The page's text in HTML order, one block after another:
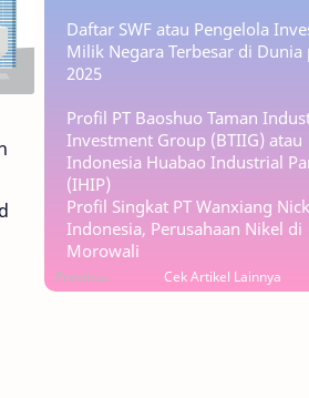
Daftar SWF atau Pengelola
Milik Negara Terbesar di Dunia
2025
Profil PT Baoshuo Taman
Investment Group (BTIIG) atau
Indonesia Huabao Industrial
(IHIP)
Profil Singkat PT Wanxiang
Indonesia, Perusahaan Nikel di
Morowali
Previous Cek Artikel Lainnya